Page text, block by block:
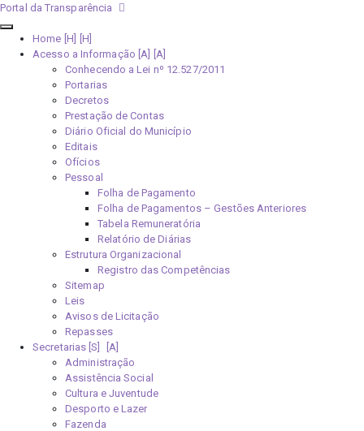
Portal da Transparência
Home [H]
Acesso a Informação [A]
Conhecendo a Lei nº 12.527/2011
Portarias
Decretos
Prestação de Contas
Diário Oficial do Município
Editais
Ofícios
Pessoal
Folha de Pagamento
Folha de Pagamentos – Gestões Anteriores
Tabela Remuneratória
Relatório de Diárias
Estrutura Organizacional
Registro das Competências
Sitemap
Leis
Avisos de Licitação
Repasses
Secretarias [S]
Administração
Assistência Social
Cultura e Juventude
Desporto e Lazer
Fazenda